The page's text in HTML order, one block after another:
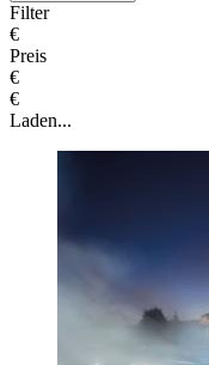
Filter
€
Preis
€
€
Laden...